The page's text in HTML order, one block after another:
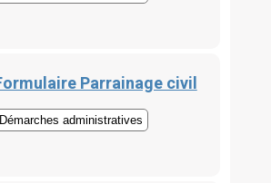
Parrainage civil
Démarches administratives